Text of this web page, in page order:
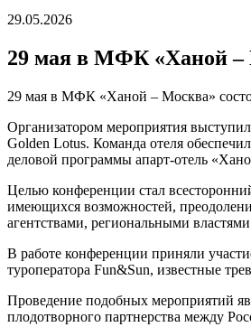
29.05.2026
29 мая в МФК «Ханой –
29 мая в МФК «Ханой – Москва»
Организатором мероприятия
Golden Lotus. Команда отеля
деловой программы апарт-отель
Целью конференции стал
имеющихся возможностей,
агентствами, региональными
В работе конференции приняли
туроператора Fun&Sun, известные
Проведение подобных мероприятий
плодотворного партнерства между